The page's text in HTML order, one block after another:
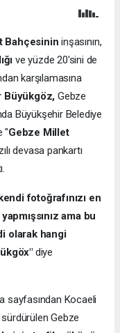
Bahçesinin inşasının,
ve yüzde 20'sini de
karşılamasına
Büyükgöz, Gebze
Büyükşehir Belediye
"Gebze Millet
devasa pankartı
fotoğrafınızı en
ama bu
olarak hangi
diye
sayfasından Kocaeli
sürdürülen Gebze